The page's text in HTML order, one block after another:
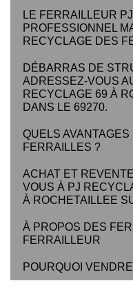
LE FERRAILLEUR
PROFESSIONNEL
RECYCLAGE DES
DÉBARRAS DE
ADRESSEZ-VOUS
RECYCLAGE 69 À
DANS LE 69270.
QUELS
FERRAILLES ?
ACHAT ET
VOUS À PJ
À ROCHETAILLEE
À PROPOS DES
FERRAILLEUR
POURQUOI